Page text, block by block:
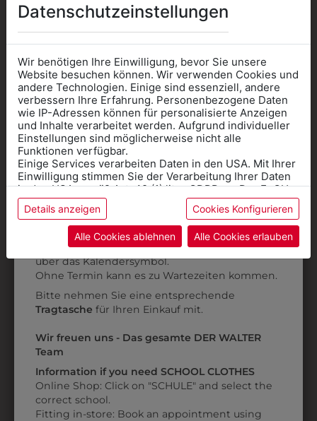
3JN45001
FLEECE GILET
€ 29,90
38841002
BANDANA
KOPFTUCH
€ 3,90
ZULETZT ANGESEHEN
38841002
BANDANA
KOPFTUCH
Datenschutzeinstellungen
Wir benötigen Ihre Einwilligung, bevor Sie unsere
Website besuchen können. Wir verwenden Cookies und
andere Technologien. Einige sind essenziell, andere
verbessern Ihre Erfahrung. Personenbezogene Daten
wie IP-Adressen können für personalisierte Anzeigen
und Inhalte verarbeitet werden. Aufgrund individueller
Einstellungen sind möglicherweise nicht alle
Funktionen verfügbar.
Einige Services verarbeiten Daten in den USA. Mit Ihrer
Einwilligung stimmen Sie der Verarbeitung Ihrer Daten
in den USA gemäß Art. 49 (1) lit. a GDPR zu. Der EuGH
stuft die USA als Land mit unzureichendem Datenschutz
ein, und es besteht das Risiko, dass US-Behörden
Daten ohne Klagemöglichkeit für Europäer überwachen.
Datenschutzerklärungbzw. im
Details anzeigen Cookies Konfigurieren
Alle Cookies ablehnen Alle Cookies erlauben
Informationen wenn Sie
Kleidung
für die SCHULE
benötigen
Online Shop: Klick auf SCHULE in der
Kategorie und die richtige Schule auswählen.
AnprobeVorort im Geschäft: Termin buchen
über das Kalendersymbol.
Ohne Termin kann es zu Wartezeiten kommen.
Bitte nehmen Sie eine entsprechende
Tragtasche für Ihren Einkauf mit.
Wir freuen uns - Das gesamte DER WALTER
Team
Information if you need SCHOOL CLOTHES
Online Shop: Click on "SCHULE" and select the
correct school.
Fitting in-store: Book an appointment using